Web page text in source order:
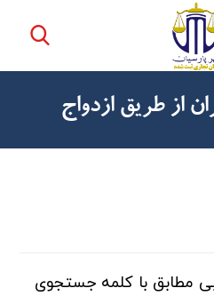
از طریق ازدواج
مطابق با کلمه جستجوی